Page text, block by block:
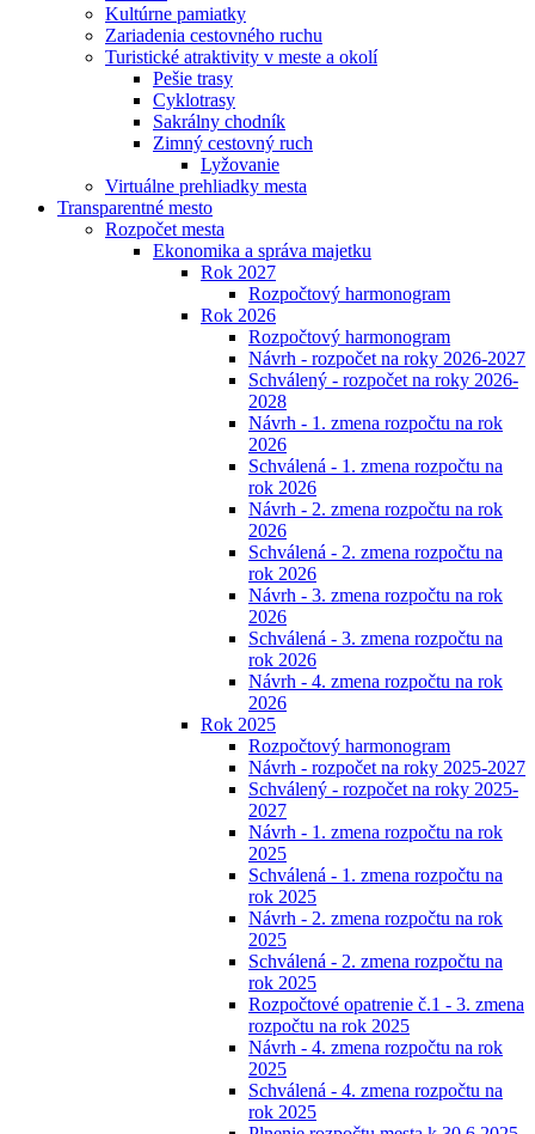
Kultúrne pamiatky
Zariadenia cestovného ruchu
Turistické atraktivity v meste a okolí
Pešie trasy
Cyklotrasy
Sakrálny chodník
Zimný cestovný ruch
Lyžovanie
Virtuálne prehliadky mesta
Transparentné mesto
Rozpočet mesta
Ekonomika a správa majetku
Rok 2027
Rozpočtový harmonogram
Rok 2026
Rozpočtový harmonogram
Návrh - rozpočet na roky 2026-2027
Schválený - rozpočet na roky 2026-
2028
Návrh - 1. zmena rozpočtu na rok
2026
Schválená - 1. zmena rozpočtu na
rok 2026
Návrh - 2. zmena rozpočtu na rok
2026
Schválená - 2. zmena rozpočtu na
rok 2026
Návrh - 3. zmena rozpočtu na rok
2026
Schválená - 3. zmena rozpočtu na
rok 2026
Návrh - 4. zmena rozpočtu na rok
2026
Rok 2025
Rozpočtový harmonogram
Návrh - rozpočet na roky 2025-2027
Schválený - rozpočet na roky 2025-
2027
Návrh - 1. zmena rozpočtu na rok
2025
Schválená - 1. zmena rozpočtu na
rok 2025
Návrh - 2. zmena rozpočtu na rok
2025
Schválená - 2. zmena rozpočtu na
rok 2025
Rozpočtové opatrenie č.1 - 3. zmena
rozpočtu na rok 2025
Návrh - 4. zmena rozpočtu na rok
2025
Schválená - 4. zmena rozpočtu na
rok 2025